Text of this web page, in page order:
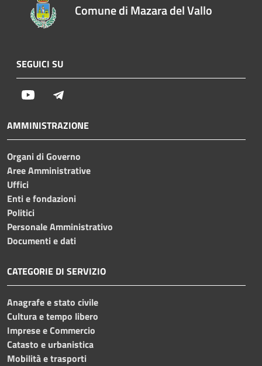
Comune di Mazara del Vallo
SEGUICI SU
Youtube
AMMINISTRAZIONE
Organi di Governo
Aree Amministrative
Uffici
Enti e fondazioni
Politici
Personale Amministrativo
Documenti e dati
CATEGORIE DI SERVIZIO
Anagrafe e stato civile
Cultura e tempo libero
Imprese e Commercio
Catasto e urbanistica
Mobilità e trasporti